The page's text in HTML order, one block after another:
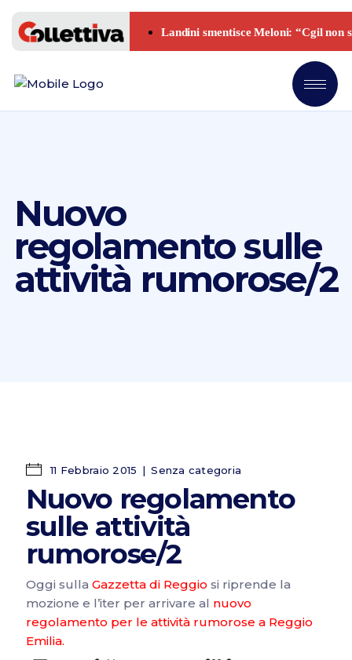
Nuovo
regolamento sulle
attività rumorose/2
11 Febbraio 2015 Senza categoria
Nuovo regolamento
sulle attività
rumorose/2
Oggi sulla Gazzetta di Reggio si riprende la
mozione e l’iter per arrivare al nuovo
regolamento per le attività rumorose a Reggio
Emilia.